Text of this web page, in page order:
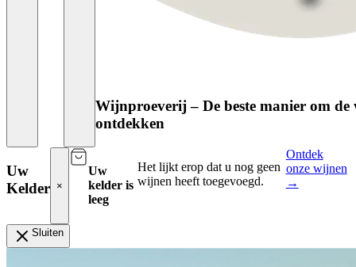
Wijnproeverij – De beste manier om
ontdekken
Uw
Kelder ×
Uw
kelder is
leeg
Het lijkt erop dat u nog geen
wijnen heeft toegevoegd.
Ontdek
onze wijnen
→
Sluiten